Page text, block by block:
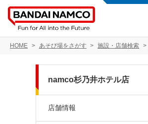
HOME あそび場をさがす 施設・店舗検索
namco杉乃井ホテル店
店舗情報